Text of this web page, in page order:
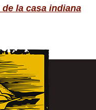
la casa indiana